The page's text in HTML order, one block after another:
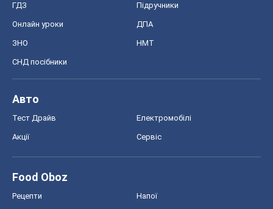
ГДЗ Підручники
Онлайн уроки ДПА
ЗНО НМТ
СНД посібники
Авто
Тест Драйв Електромобілі
Акції Сервіс
Food Oboz
Рецепти Напої